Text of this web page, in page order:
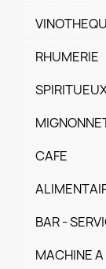
RHUMERIE
CAFE
BAR -
MACHINE